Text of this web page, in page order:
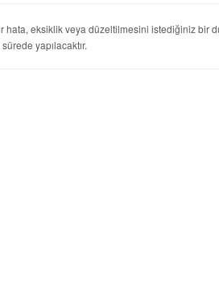
hata, eksiklik veya düzeltilmesini istediğiniz bir
yapılacaktır.